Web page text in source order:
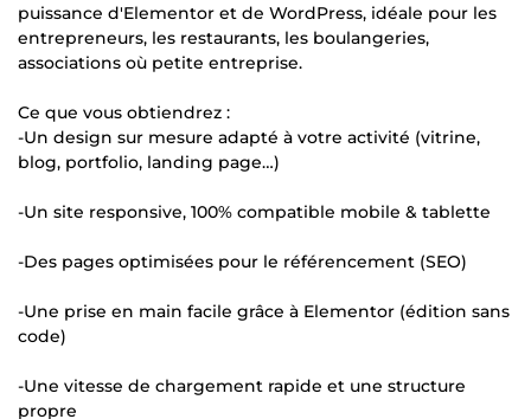
puissance d'Elementor et de WordPress, idéale pour les
entrepreneurs, les restaurants, les boulangeries,
associations où petite entreprise.
Ce que vous obtiendrez :
-Un design sur mesure adapté à votre activité (vitrine,
blog, portfolio, landing page…)
-Un site responsive, 100% compatible mobile & tablette
-Des pages optimisées pour le référencement (SEO)
-Une prise en main facile grâce à Elementor (édition sans
code)
-Une vitesse de chargement rapide et une structure
propre